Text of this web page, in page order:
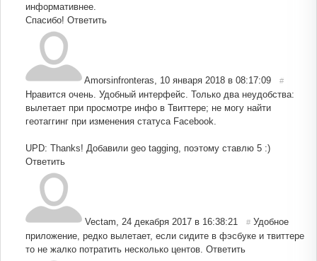
информативнее.
Спасибо! Ответить
Amorsinfronteras 10 января 2018 в 08:17:09 #
Нравится очень. Удобный интерфейс. Только два неудобства:
вылетает при просмотре инфо в Твиттере; не могу найти
геотаггинг при изменения статуса Facebook.
UPD: Thanks! Добавили geo tagging, поэтому ставлю 5 :)
Ответить
Vectam 24 декабря 2017 в 16:38:21 # Удобное
приложение, редко вылетает, если сидите в фэсбуке и твиттере
то не жалко потратить несколько центов. Ответить